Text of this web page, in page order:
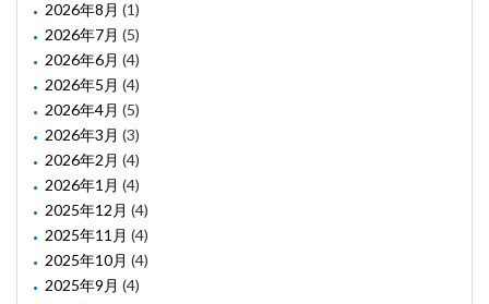
2026年8月 (1)
2026年7月 (5)
2026年6月 (4)
2026年5月 (4)
2026年4月 (5)
2026年3月 (3)
2026年2月 (4)
2026年1月 (4)
2025年12月 (4)
2025年11月 (4)
2025年10月 (4)
2025年9月 (4)